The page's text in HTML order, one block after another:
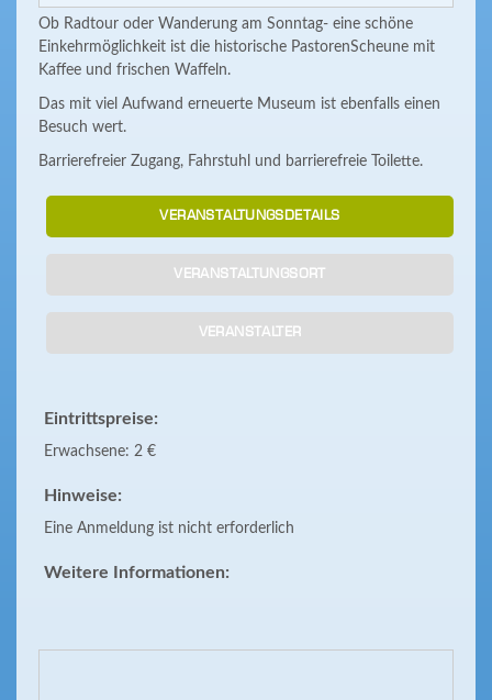
Ob Radtour oder Wanderung am Sonntag- eine schöne
Einkehrmöglichkeit ist die historische PastorenScheune mit
Kaffee und frischen Waffeln.
Das mit viel Aufwand erneuerte Museum ist ebenfalls einen
Besuch wert.
Barrierefreier Zugang, Fahrstuhl und barrierefreie Toilette.
VERANSTALTUNGSDETAILS
VERANSTALTUNGSORT
VERANSTALTER
Eintrittspreise:
Erwachsene: 2 €
Hinweise:
Eine Anmeldung ist nicht erforderlich
Weitere Informationen: